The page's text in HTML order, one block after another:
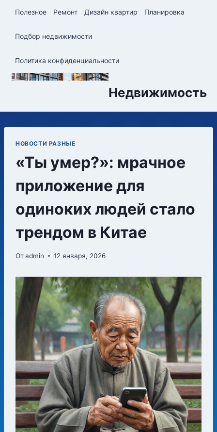
содержимому
Полезное Ремонт Дизайн квартир Планировка
Подбор недвижимости
Политика конфиденциальности
Недвижимость
НОВОСТИ РАЗНЫЕ
«Ты умер?»: мрачное
приложение для
одиноких людей стало
трендом в Китае
Отadmin 12 января, 2026